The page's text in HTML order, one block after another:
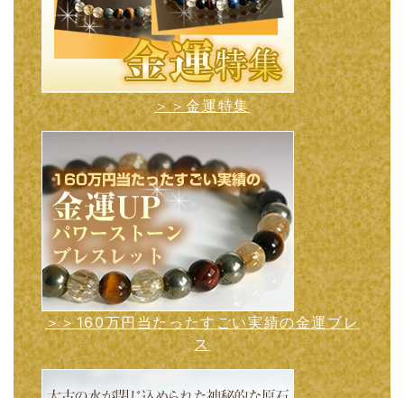
＞＞金運特集
＞＞160万円当たったすごい実績の金運ブレ
ス